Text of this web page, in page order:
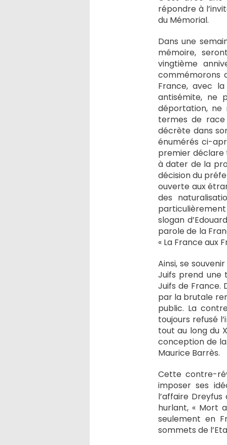
répondre à
du Mémorial.
Dans une
mémoire,
vingtième
commémorons
France, avec
antisémite, ne
déportation, ne
termes de race
décrète dans
énumérés ci-
premier déclare
à dater de la
décision du
ouverte aux
des
slogan
parole de la
« La France aux
Ainsi, se
Juifs prend une
Juifs de France.
par la brutale
public. La
toujours refusé
tout au long du
conception de
Maurice Barrès.
Cette contre-
imposer ses
l’affaire
hurlant, « Mort
seulement en
sommets de